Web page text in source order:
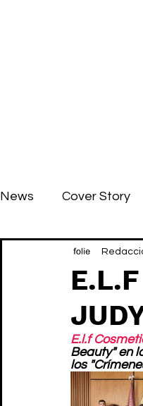
News Cover Story
E.l.f
Beauty" en
los